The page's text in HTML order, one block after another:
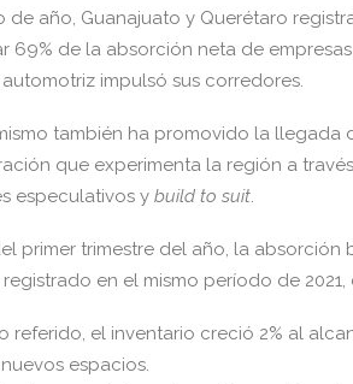
de año, Guanajuato y Querétaro
69% de la absorción neta de
impulsó sus corredores.
también ha promovido la
que experimenta la región a
especulativos y build to suit.
primer trimestre del año, la absorción
en el mismo período de
referido, el inventario creció 2% al
espacios.